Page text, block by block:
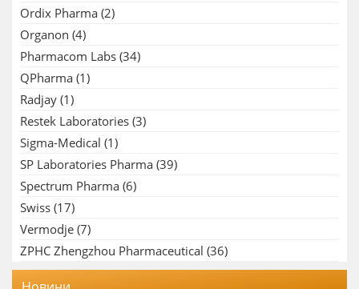
Ordix Pharma (2)
Organon (4)
Pharmacom Labs (34)
QPharma (1)
Radjay (1)
Restek Laboratories (3)
Sigma-Medical (1)
SP Laboratories Pharma (39)
Spectrum Pharma (6)
Swiss (17)
Vermodje (7)
ZPHC Zhengzhou Pharmaceutical (36)